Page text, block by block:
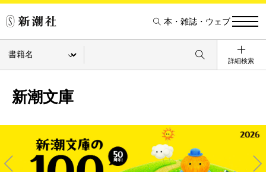
本・雑誌・ウェブ
詳細検索
新潮文庫